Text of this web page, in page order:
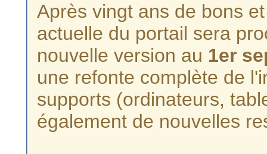
Après vingt ans de bons
actuelle du portail sera
nouvelle version au 1er
une refonte complète de
supports (ordinateurs,
également de nouvelles